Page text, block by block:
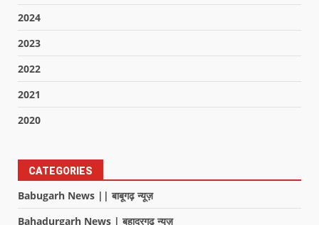
2024
2023
2022
2021
2020
CATEGORIES
Babugarh News || बाबूगढ़ न्यूज़
Bahadurgarh News | बहादुरगढ़ न्यूज़